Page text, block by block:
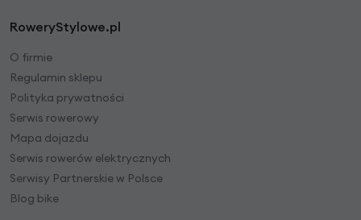
RoweryStylowe.pl
O firmie
Regulamin sklepu
Polityka prywatności
Serwis rowerowy
Mapa dojazdu
Serwis rowerów elektrycznych
Serwisy Partnerskie w Polsce
Blog bike